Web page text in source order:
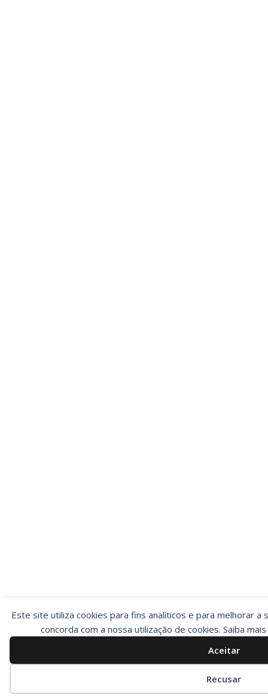
Este site utiliza cookies para fins analíticos e para melhorar a
concorda com a nossa utilização de cookies. Saiba
Aceitar
Recusar